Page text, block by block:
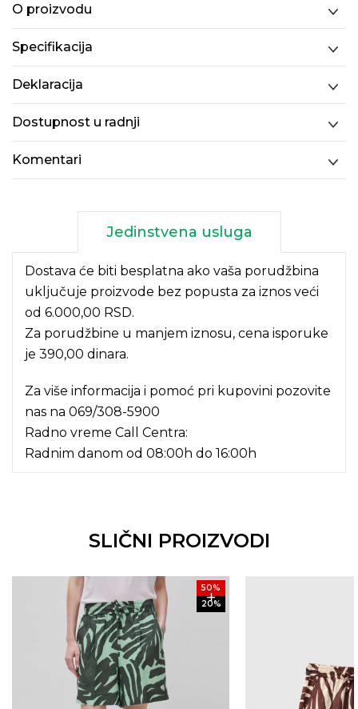
O proizvodu
Specifikacija
Deklaracija
Dostupnost u radnji
Komentari
Jedinstvena usluga
Dostava će biti besplatna ako vaša porudžbina
uključuje proizvode bez popusta za iznos veći
od 6.000,00 RSD.
Za porudžbine u manjem iznosu, cena isporuke
je 390,00 dinara.
Za više informacija i pomoć pri kupovini pozovite
nas na 069/308-5900
Radno vreme Call Centra:
Radnim danom od 08:00h do 16:00h
SLIČNI PROIZVODI
50%
20%